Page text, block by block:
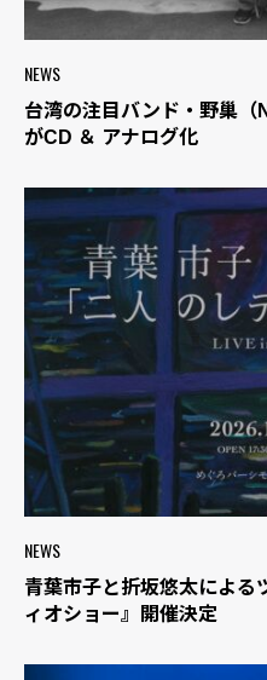
NEWS
台湾の注目バンド・野巢
がCD ＆ アナログ化
NEWS
青葉市子と折坂悠太による
ィオショー』開催決定